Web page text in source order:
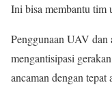
Ini bisa membantu tim
Penggunaan UAV dan
mengantisipasi
ancaman dengan